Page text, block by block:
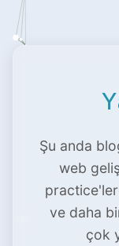
Şu anda
web
ve daha
çok